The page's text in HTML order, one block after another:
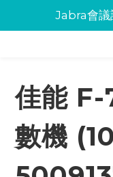
Jabra會議
Jabra會議
佳能 F-
數機